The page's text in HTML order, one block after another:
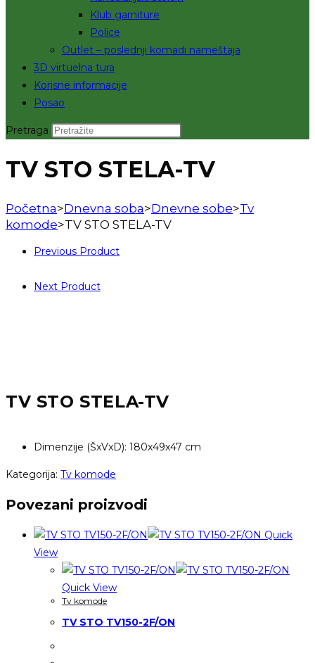
Klub garniture
Police
Outlet – poslednji komadi nameštaja
3D virtuelna tura
Korisne informacije
Posao
Pretraga
TV STO STELA-TV
Početna>Dnevna soba>Dnevne sobe>Tv
komode>TV STO STELA-TV
Previous Product
Next Product
TV STO STELA-TV
Dimenzije (ŠxVxD): 180x49x47 cm
Kategorija: Tv komode
Povezani proizvodi
Quick
View
Quick View
Tv komode
TV STO TV150-2F/ON